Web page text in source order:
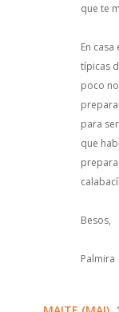
que te
En
típicas
poco
para
que
Besos,
Palmira